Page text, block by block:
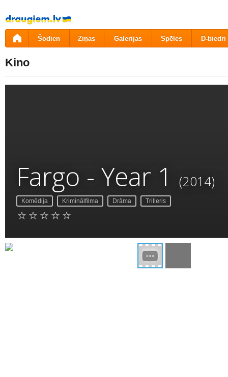
Pāriet
uz
saturu
Šodien Ziņas Galerijas Spēles D-biedri
Kino
Fargo - Year 1 (2014)
Komēdija Kriminālfilma Drāma Trilleris